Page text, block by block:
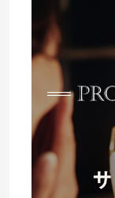
プロポー
婚約指輪マ
プロポー
プロポーズ
タイミング
プレゼント
場所 I-